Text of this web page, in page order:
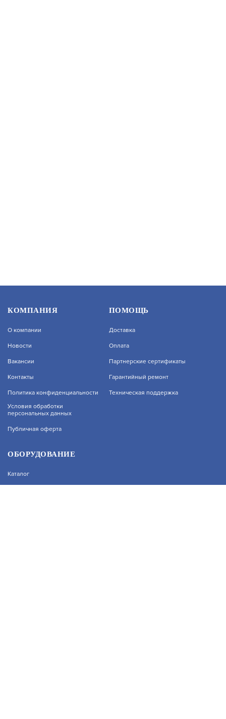
том числе сервисов веб–аналитики. Используя
сайт, вы соглашаетесь на обработку
персональных данных при помощи cookie–
персональных данных вы можете узнать в
Принять и закрыть
КОМПАНИЯ
О компании
Новости
Вакансии
Контакты
Политика конфиденциальности
Условия обработки
персональных данных
Публичная оферта
ПОМОЩЬ
Доставка
Оплата
Партнерские сертификаты
Гарантийный ремонт
Техническая поддержка
ОБОРУДОВАНИЕ
Каталог